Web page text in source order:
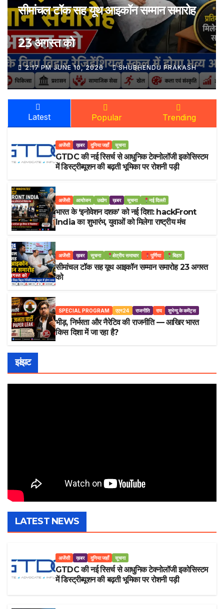
भीड़, निर्भरता और नैरेटिव की राजनीति —
आखिर भारत किस दिशा में जा रहा है?
10:41 AM JUNE 6, 2026 AWARE NEWS 24
Latest Popular Trending
अजेंसी ख़बर दुनिया जहाँ सूचना
GTDC की नई रिसर्च से आधुनिक टेक्नोलॉजी इकोसिस्टम
में डिस्ट्रीब्यूशन की बढ़ती भूमिका पर रोशनी पड़ी
अजेंसी आयोजन उद्योग ख़बर सूचना नई दिल्ली
भारत के ‘इनोवेशन दशक’ को नई दिशा: hackFront
India का शुभारंभ, युवाओं को मिलेगा राष्ट्रीय मंच
अजेंसी ख़बर सूचना क्षेत्रीय समाचार पूर्णिया बिहार
सीमांचल टॉक सह यूथ आइकॉन सम्मान समारोह 23 अगस्त
को
SPECIAL PROGRAM एएन24 राजनीति राय शुभेन्दु के कमेंट्स
भीड़, निर्भरता और नैरेटिव की राजनीति — आखिर भारत
किस दिशा में जा रहा है?
झंझट
LATEST NEWS
अजेंसी ख़बर दुनिया जहाँ सूचना
GTDC की नई रिसर्च से आधुनिक टेक्नोलॉजी इकोसिस्टम
में डिस्ट्रीब्यूशन की बढ़ती भूमिका पर रोशनी पड़ी